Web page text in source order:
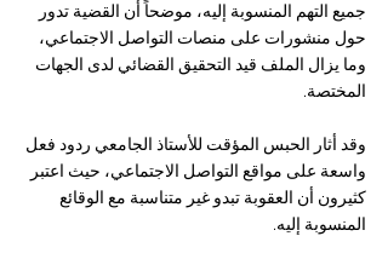
جميع التهم المنسوبة إليه، موضحاً أن القضية تدور
حول منشورات على منصات التواصل الاجتماعي،
وما يزال الملف قيد التحقيق القضائي لدى الجهات
المختصة.
وقد أثار الحبس المؤقت للأستاذ الجامعي ردود فعل
واسعة على مواقع التواصل الاجتماعي، حيث اعتبر
كثيرون أن العقوبة تبدو غير متناسبة مع الوقائع
المنسوبة إليه.